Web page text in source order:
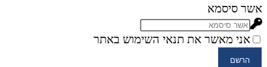
אשר סיסמא
אני מאשר את תנאי השימוש באתר
הרשם